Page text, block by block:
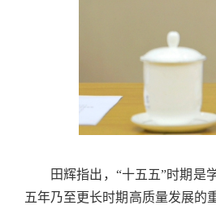
田辉指出，“十五五”时期是
五年乃至更长时期高质量发展的